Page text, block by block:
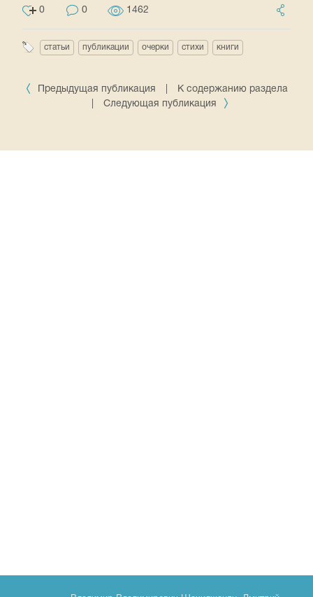
0 0 1462
статьи публикации очерки стихи книги
Предыдущая публикация
К содержанию раздела
Следующая публикация